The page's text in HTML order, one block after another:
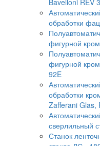
Bavelloni REV
обработки
фигурной
фигурной
92E
обработки
Zafferani Glas,
сверлильный
Станок